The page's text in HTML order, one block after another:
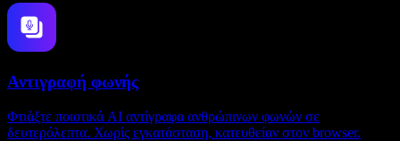
Αντιγραφή φωνής
Φτιάξτε ποιοτικά AI αντίγραφα ανθρώπινων φωνών σε
δευτερόλεπτα. Χωρίς εγκατάσταση, κατευθείαν στον browser.